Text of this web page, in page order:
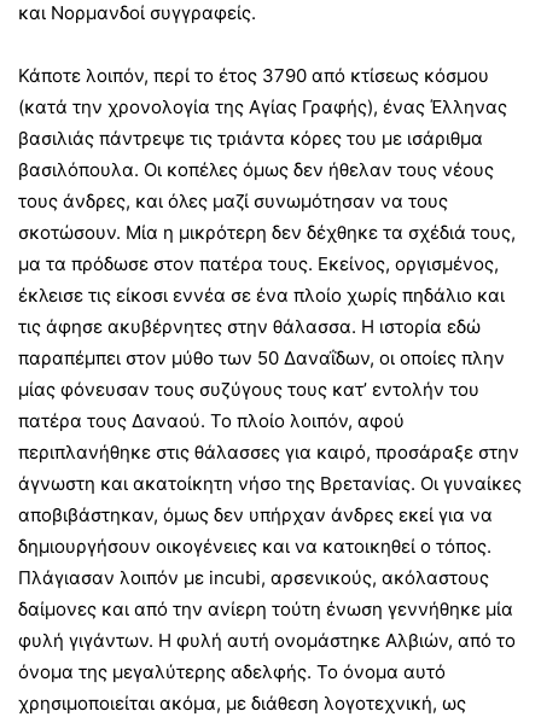
και Νορμανδοί συγγραφείς.
Κάποτε λοιπόν, περί το έτος 3790 από κτίσεως κόσμου
(κατά την χρονολογία της Αγίας Γραφής), ένας Έλληνας
βασιλιάς πάντρεψε τις τριάντα κόρες του με ισάριθμα
βασιλόπουλα. Οι κοπέλες όμως δεν ήθελαν τους νέους
τους άνδρες, και όλες μαζί συνωμότησαν να τους
σκοτώσουν. Μία η μικρότερη δεν δέχθηκε τα σχέδιά τους,
μα τα πρόδωσε στον πατέρα τους. Εκείνος, οργισμένος,
έκλεισε τις είκοσι εννέα σε ένα πλοίο χωρίς πηδάλιο και
τις άφησε ακυβέρνητες στην θάλασσα. Η ιστορία εδώ
παραπέμπει στον μύθο των 50 Δαναΐδων, οι οποίες πλην
μίας φόνευσαν τους συζύγους τους κατ’ εντολήν του
πατέρα τους Δαναού. Το πλοίο λοιπόν, αφού
περιπλανήθηκε στις θάλασσες για καιρό, προσάραξε στην
άγνωστη και ακατοίκητη νήσο της Βρετανίας. Οι γυναίκες
αποβιβάστηκαν, όμως δεν υπήρχαν άνδρες εκεί για να
δημιουργήσουν οικογένειες και να κατοικηθεί ο τόπος.
Πλάγιασαν λοιπόν με incubi, αρσενικούς, ακόλαστους
δαίμονες και από την ανίερη τούτη ένωση γεννήθηκε μία
φυλή γιγάντων. Η φυλή αυτή ονομάστηκε Αλβιών, από το
όνομα της μεγαλύτερης αδελφής. Το όνομα αυτό
χρησιμοποιείται ακόμα, με διάθεση λογοτεχνική, ως